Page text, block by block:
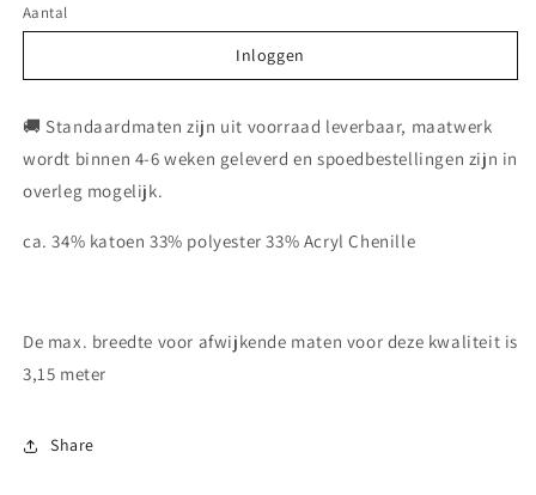
Aantal
Inloggen
Inloggen
🚚 Standaardmaten zijn uit voorraad leverbaar, maatwerk
wordt binnen 4-6 weken geleverd en spoedbestellingen zijn in
overleg mogelijk.
ca. 34% katoen 33% polyester 33% Acryl Chenille
De max. breedte voor afwijkende maten voor deze kwaliteit is
3,15 meter
Share